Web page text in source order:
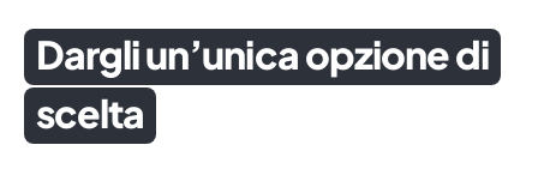
Dargli un’unica opzione di
scelta